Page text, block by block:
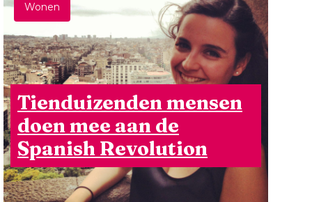
Wonen
Tienduizenden mensen
doen mee aan de
Spanish Revolution